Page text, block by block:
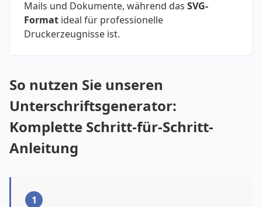
Mails und Dokumente, während das SVG-
Format ideal für professionelle
Druckerzeugnisse ist.
So nutzen Sie unseren
Unterschriftsgenerator:
Komplette Schritt-für-Schritt-
Anleitung
1